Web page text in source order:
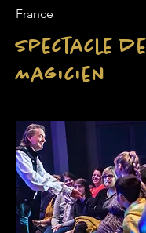
France
Spectacle de
Magicien